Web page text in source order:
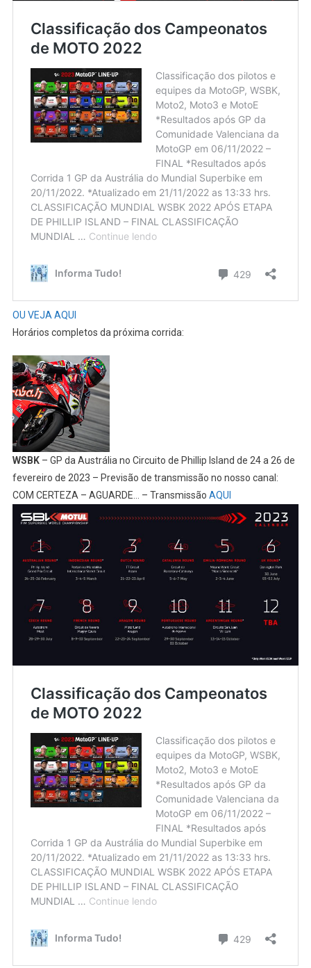
OU VEJA AQUI
Horários completos da próxima corrida:
WSBK– GP da Austrália no Circuito de Phillip Island de 24 a 26 de
fevereiro de 2023 – Previsão de transmissão no nosso canal:
COM CERTEZA – AGUARDE… – Transmissão AQUI